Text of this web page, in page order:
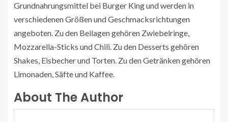
Grundnahrungsmittel bei Burger King und werden in
verschiedenen Größen und Geschmacksrichtungen
angeboten. Zu den Beilagen gehören Zwiebelringe,
Mozzarella-Sticks und Chili. Zu den Desserts gehören
Shakes, Eisbecher und Torten. Zu den Getränken gehören
Limonaden, Säfte und Kaffee.
About The Author